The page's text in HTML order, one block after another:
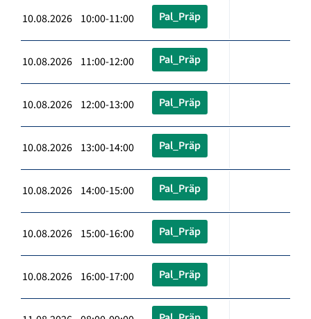
10.08.2026 10:00-11:00 Pal_Präp
10.08.2026 11:00-12:00 Pal_Präp
10.08.2026 12:00-13:00 Pal_Präp
10.08.2026 13:00-14:00 Pal_Präp
10.08.2026 14:00-15:00 Pal_Präp
10.08.2026 15:00-16:00 Pal_Präp
10.08.2026 16:00-17:00 Pal_Präp